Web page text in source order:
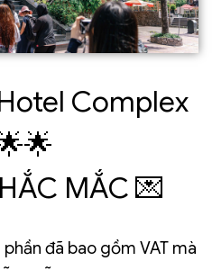
Complex
MẮC 💌
đã bao gồm VAT mà